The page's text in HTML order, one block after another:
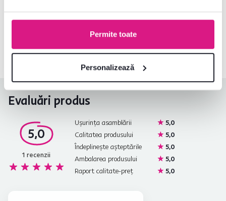
Permite toate
Personalizează
0040 359 228 037
Evaluări produs
5,0
1 recenzii
Ușurința asamblării
5,0
Calitatea produsului
5,0
Îndeplinește așteptările
5,0
Ambalarea produsului
5,0
Raport calitate-preț
5,0